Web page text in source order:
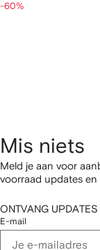
-60%
Mis niets
Meld je aan voor
voorraad updates en
ONTVANG UPDATES
E-mail